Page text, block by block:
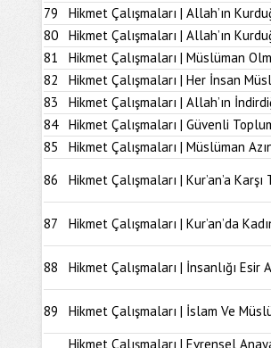
79
Hikmet Çalışmaları | Allah’ın
80
Hikmet Çalışmaları | Allah’ın
81
Hikmet Çalışmaları | Müslüman
82
Hikmet Çalışmaları | Her İnsan
83
Hikmet Çalışmaları | Allah’ın
84
Hikmet Çalışmaları | Güvenli
85
Hikmet Çalışmaları | Müslüman
86
Hikmet Çalışmaları | Kur’an’a Karşı
87 Hikmet Çalışmaları | Kur’an’da
88 Hikmet Çalışmaları | İnsanlığı Esir
89 Hikmet Çalışmaları | İslam Ve
Hikmet Çalışmaları | Evrensel